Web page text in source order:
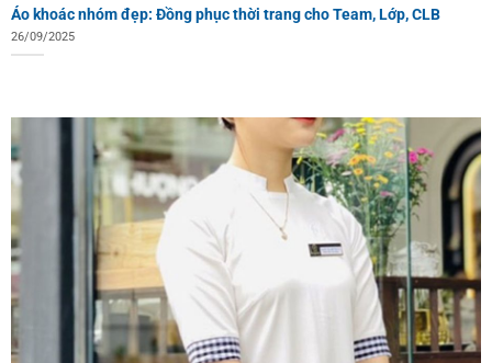
Áo khoác nhóm đẹp: Đồng phục thời trang cho Team, Lớp, CLB
26/09/2025